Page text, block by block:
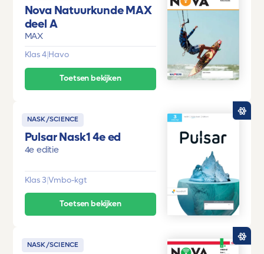
Nova Natuurkunde MAX
deel A
MAX
Klas 4| Havo
Toetsen bekijken
NASK/SCIENCE
Pulsar Nask1 4e ed
4e editie
Klas 3|Vmbo-kgt
Toetsen bekijken
NASK/SCIENCE